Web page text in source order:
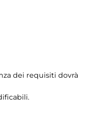
dei requisiti dovrà